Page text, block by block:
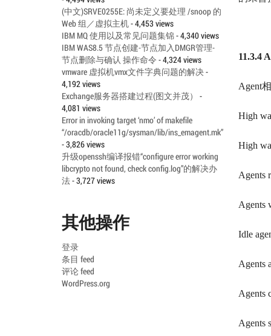
11.3.4
Agent
High
High
Agents
Agents
Idle
Agents
Agents
Agents
(中文)SRVE0255E: 尚未定义要处理 /snoop 的
Web 组／虚拟主机- 4,453 views
IBM MQ 使用以及常见问题集锦- 4,340 views
IBM WAS8.5 节点创建-节点加入DMGR管理-
节点删除与确认 操作命令 - 4,324 views
vmware 虚拟机vmx文件字典问题的解决-
4,192 views
Exchange服务器搭建过程(图文并茂）
-
4,081 views
Error in invoking target ‘nmo’ of makefile
“/oracdb/oracle11g/sysman/lib/ins_emagent.mk”
- 3,826 views
升级openssh编译报错“configure error working
libcrypto not found, check config.log”的解决办
法- 3,727 views
其他操作
登录
条目 feed
评论 feed
WordPress.org